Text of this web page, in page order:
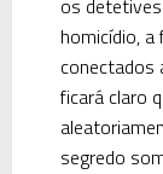
os
homicídio,
conectados
ficará claro
segredo